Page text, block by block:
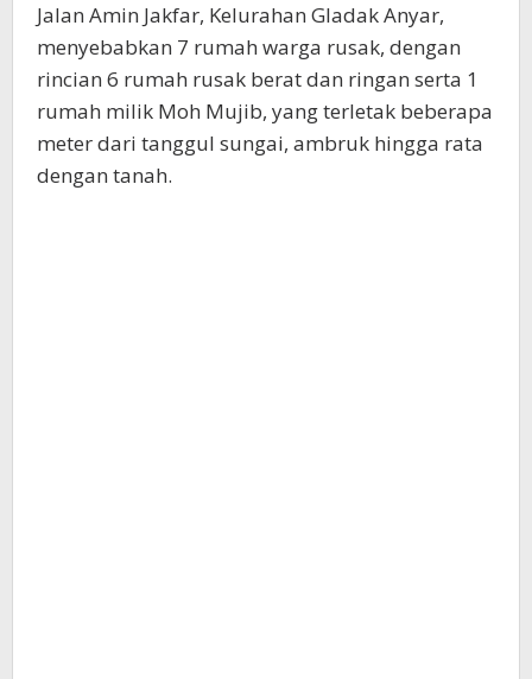
Jalan Amin Jakfar, Kelurahan Gladak Anyar,
menyebabkan 7 rumah warga rusak, dengan
rincian 6 rumah rusak berat dan ringan serta 1
rumah milik Moh Mujib, yang terletak beberapa
meter dari tanggul sungai, ambruk hingga rata
dengan tanah.